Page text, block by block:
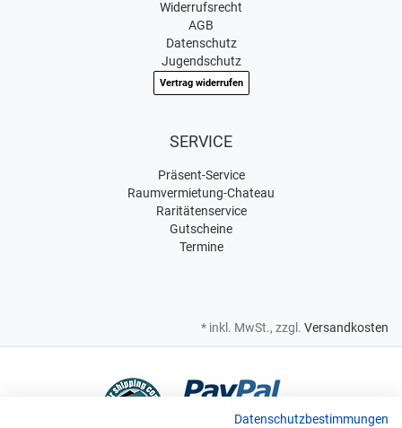
Widerrufsrecht
AGB
Datenschutz
Jugendschutz
Vertrag widerrufen
SERVICE
Präsent-Service
Raumvermietung-Chateau
Raritätenservice
Gutscheine
Termine
* inkl. MwSt., zzgl. Versandkosten
Datenschutzbestimmungen